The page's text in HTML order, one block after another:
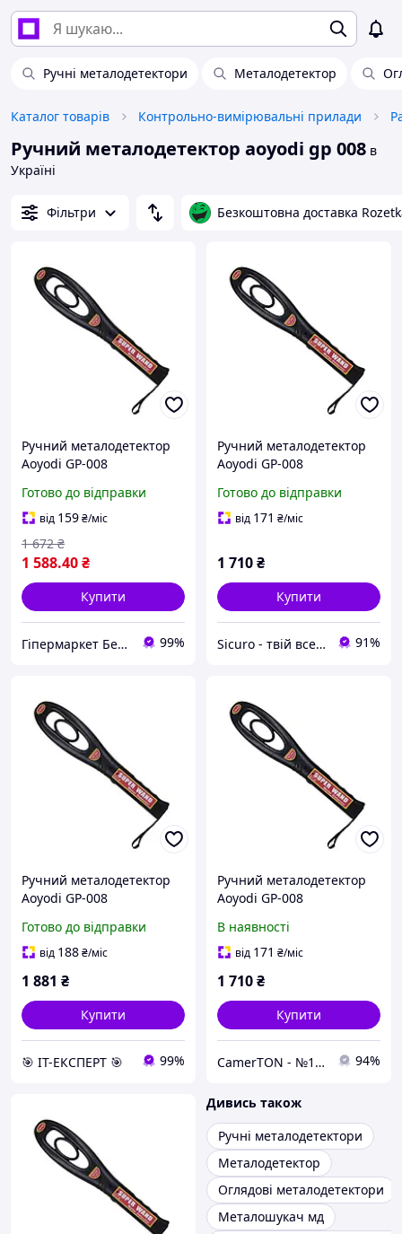
Ручні металодетектори Металодетектор
Каталог товарів Контрольно-вимірювальні прилади
Ручний металодетектор aoyodi gp 008 в
Україні
Фільтри Безкоштовна доставка
Ручний металодетектор
Aoyodi GP-008
Готово до відправки
від 159₴/міс
1 588.40₴
1 672 ₴
Купити
Гіпермаркет Безпеки Bezpeka-SHOP 99%
Ручний металодетектор
Aoyodi GP-008
Готово до відправки
від 171 ₴/міс
1 710₴
Купити
Sicuro - твій всесвіт комфорту та безпеки 91%
Ручний металодетектор
Aoyodi GP-008
Готово до відправки
від 188₴/міс
1 881 ₴
Купити
🎯 ІТ-ЕКСПЕРТ 🎯 99%
Ручний металодетектор
Aoyodi GP-008
В наявності
від 171 ₴/міс
1 710₴
Купити
CamerTON - №1 Гіпермаркет систем безпеки в Західній Україні 94%
Дивись також
Ручні металодетектори
Металодетектор
Оглядові металодетектори
Металошукач мд